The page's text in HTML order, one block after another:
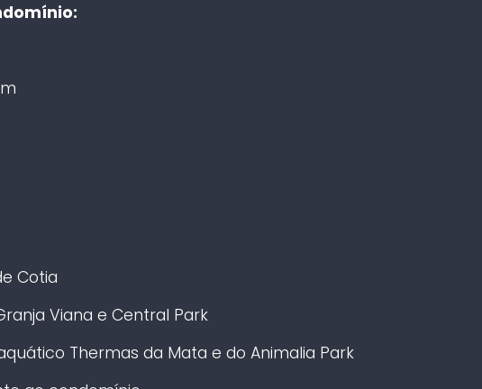
Cotia
Viana e Central Park
Thermas da Mata e do Animalia Park